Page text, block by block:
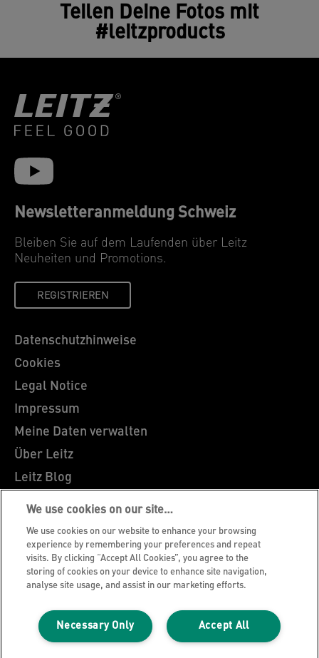
Teilen Deine Fotos mit
#leitzproducts
Newsletteranmeldung Schweiz
Bleiben Sie auf dem Laufenden über Leitz
Neuheiten und Promotions.
REGISTRIEREN
Datenschutzhinweise
Cookies
Legal Notice
Impressum
Meine Daten verwalten
Über Leitz
Leitz Blog
Karriere
Leitz EasyPrint
Kundenservice
Hinweise zum Verpackungsrecycling
Garantiebedingungen
Konformitätserklärungen
Sitemap
We use cookies on our site…
We use cookies on our website to enhance your browsing
experience by remembering your preferences and repeat
visits. By clicking “Accept All Cookies”, you agree to the
storing of cookies on your device to enhance site navigation,
analyse site usage, and assist in our marketing efforts.
Accept All
Necessary Only